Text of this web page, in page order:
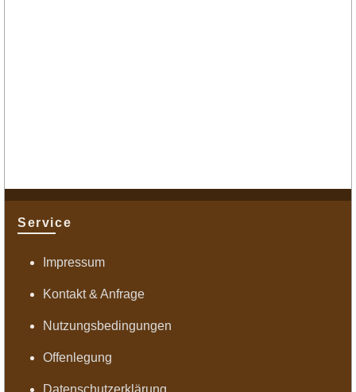
Service
Impressum
Kontakt & Anfrage
Nutzungsbedingungen
Offenlegung